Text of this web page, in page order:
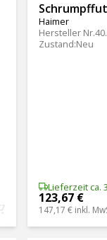
Haimer
Hersteller Nr.
Zustand:Neu
Lieferzeit ca.
123,67 €
147,17 € inkl.